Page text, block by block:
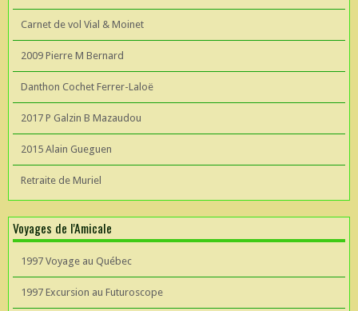
Carnet de vol Vial & Moinet
2009 Pierre M Bernard
Danthon Cochet Ferrer-Laloë
2017 P Galzin B Mazaudou
2015 Alain Gueguen
Retraite de Muriel
Voyages de l'Amicale
1997 Voyage au Québec
1997 Excursion au Futuroscope